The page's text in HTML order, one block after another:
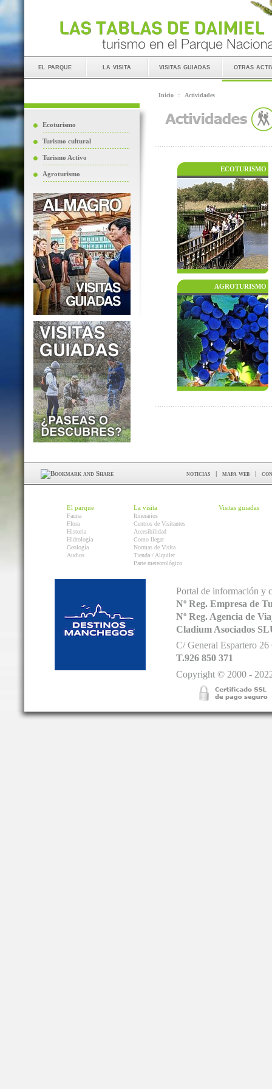
el parque la visita visitas guiadas otras
Ecoturismo
Turismo cultural
Turismo Activo
Agroturismo
Inicio :: Actividades
ECOTURISMO
AGROTURISMO
noticias | mapa web |
El parque
Fauna
Flora
Historia
Hidrología
Geología
Audios
La visita
Itinerarios
Centros de Visitantes
Accesibilidad
Como llegar
Normas de Visita
Tienda / Alquiler
Parte meteorológico
Visitas guiadas
Portal de información y
Nº Reg. Empresa de
Nº Reg. Agencia de
Cladium Asociados
C/ General Espartero
T.926 850 371
Copyright © 2000 -